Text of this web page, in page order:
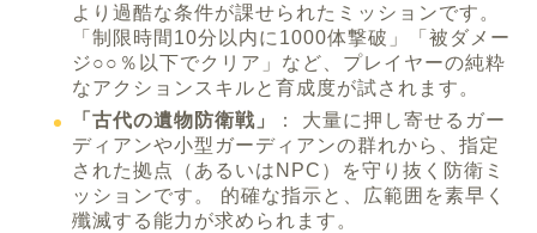
より過酷な条件が課せられたミッションです。
「制限時間10分以内に1000体撃破」「被ダメー
ジ○○％以下でクリア」など、プレイヤーの純粋
なアクションスキルと育成度が試されます。
「古代の遺物防衛戦」
： 大量に押し寄せるガー
ディアンや小型ガーディアンの群れから、指定
された拠点（あるいはNPC）を守り抜く防衛ミ
ッションです。 的確な指示と、広範囲を素早く
殲滅する能力が求められます。